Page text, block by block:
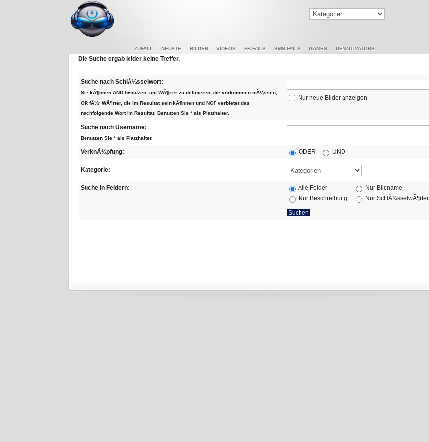
ZUFALL NEUSTE BILDER VIDEOS FB-FAILS SMS-FAILS GAMES DEMOTIVATORS
Die Suche ergab leider keine Treffer.
Suche nach SchlÃ¼sselwort:
Sie kÃ¶nnen AND benutzen, um WÃ¶rter zu definieren, die vorkommen mÃ¼ssen,
OR fÃ¼r WÃ¶rter, die im Resultat sein kÃ¶nnen und NOT verbietet das
nachfolgende Wort im Resultat. Benutzen Sie * als Platzhalter.
Nur neue Bilder anzeigen
Suche nach Username:
Benutzen Sie * als Platzhalter.
VerknÃ¼pfung: ODER UND
Kategorie:
Suche in Feldern: Alle Felder
Nur Bildname
Nur Beschreibung
Nur SchlÃ¼sselwÃ¶rter